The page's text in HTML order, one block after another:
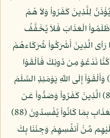
لِلَّذِينَ كَفَرُواْ وَلاَ هُمْ
الَّذِينَ ظَلَمُواْ الْعَذَابَ فَلاَ يُخَفَّفُ
هُمْ يُنظَرُونَ (85) وَإِذَا رَأى الَّذِينَ أَشْرَكُواْ شُرَكَاءهُمْ
كُنَّا نَدْعُوْ مِن دُونِكَ فَألْقَوْا
إِلَيْهِمُ الْقَوْلَ إِنَّكُمْ لَكَاذِبُونَ (86) وَأَلْقَوْاْ إِلَى اللّهِ يَوْمَئِذٍ السَّلَمَ
وَضَلَّ عَنْهُم مَّا كَانُواْ يَفْتَرُونَ (87) الَّذِينَ كَفَرُواْ وَصَدُّواْ عَن
سَبِيلِ اللّهِ زِدْنَاهُمْ عَذَابًا فَوْقَ الْعَذَابِ بِمَا كَانُواْ يُفْسِدُونَ (88)
مِّنْ أَنفُسِهِمْ وَجِئْنَا بِكَ